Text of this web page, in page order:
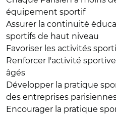
équipement sportif
Assurer la continuité
sportifs de haut niveau
Favoriser les activités
Renforcer l'activité
âgés
Développer la pratique
des entreprises
Encourager la pratique